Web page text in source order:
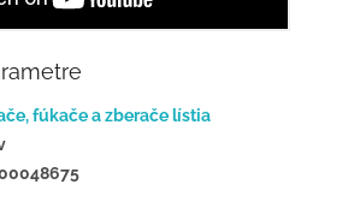
fúkače a zberače lístia